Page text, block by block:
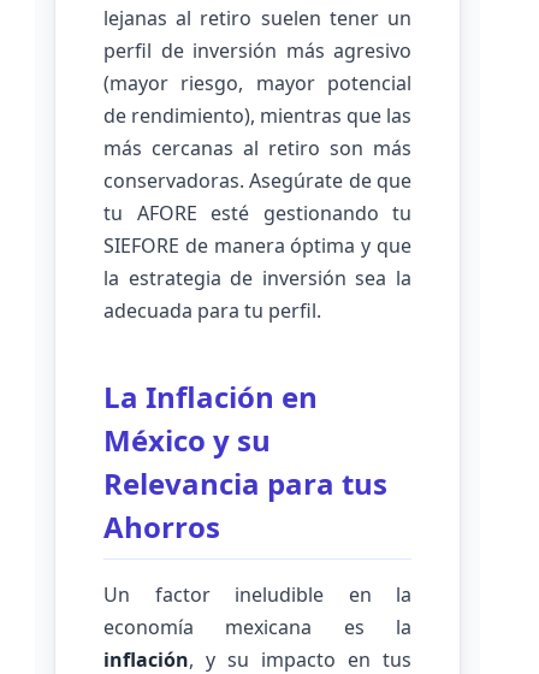
lejanas al retiro suelen tener un
perfil de inversión más agresivo
(mayor riesgo, mayor potencial
de rendimiento), mientras que las
más cercanas al retiro son más
conservadoras. Asegúrate de que
tu AFORE esté gestionando tu
SIEFORE de manera óptima y que
la estrategia de inversión sea la
adecuada para tu perfil.
La Inflación en
México y su
Relevancia para tus
Ahorros
Un factor ineludible en la
economía mexicana es la
inflación, y su impacto en tus